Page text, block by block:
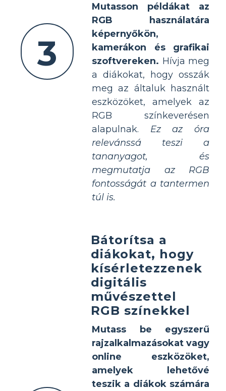
3
Mutasson példákat az
RGB használatára
képernyőkön,
kamerákon és grafikai
szoftvereken. Hívja meg
a diákokat, hogy osszák
meg az általuk használt
eszközöket, amelyek az
RGB színkeverésen
alapulnak. Ez az óra
relevánssá teszi a
tananyagot, és
megmutatja az RGB
fontosságát a tantermen
túl is.
Bátorítsa a
diákokat, hogy
kísérletezzenek
digitális
művészettel
RGB színekkel
Mutass be egyszerű
rajzalkalmazásokat vagy
online eszközöket,
amelyek lehetővé
teszik a diákok számára